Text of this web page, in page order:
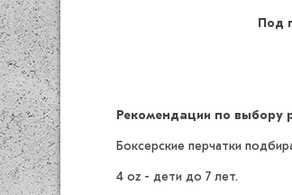
Под
Рекомендации по выбору
Боксерские перчатки
4 oz - дети до 7 лет.